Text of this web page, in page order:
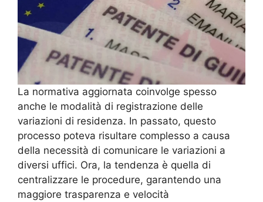
La normativa aggiornata coinvolge spesso
anche le modalità di registrazione delle
variazioni di residenza. In passato, questo
processo poteva risultare complesso a causa
della necessità di comunicare le variazioni a
diversi uffici. Ora, la tendenza è quella di
centralizzare le procedure, garantendo una
maggiore trasparenza e velocità